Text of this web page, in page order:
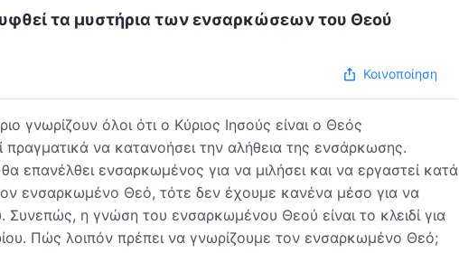
τα μυστήρια των ενσαρκώσεων του Θεού
Κοινοποίηση
γνωρίζουν όλοι ότι ο Κύριος Ιησούς είναι ο Θεός
να κατανοήσει την αλήθεια της ενσάρκωσης.
επανέλθει ενσαρκωμένος για να μιλήσει και να εργαστεί κατά
ενσαρκωμένο Θεό, τότε δεν έχουμε κανένα μέσο για να
Συνεπώς, η γνώση του ενσαρκωμένου Θεού είναι το κλειδί για
Πώς λοιπόν πρέπει να γνωρίζουμε τον ενσαρκωμένο Θεό;